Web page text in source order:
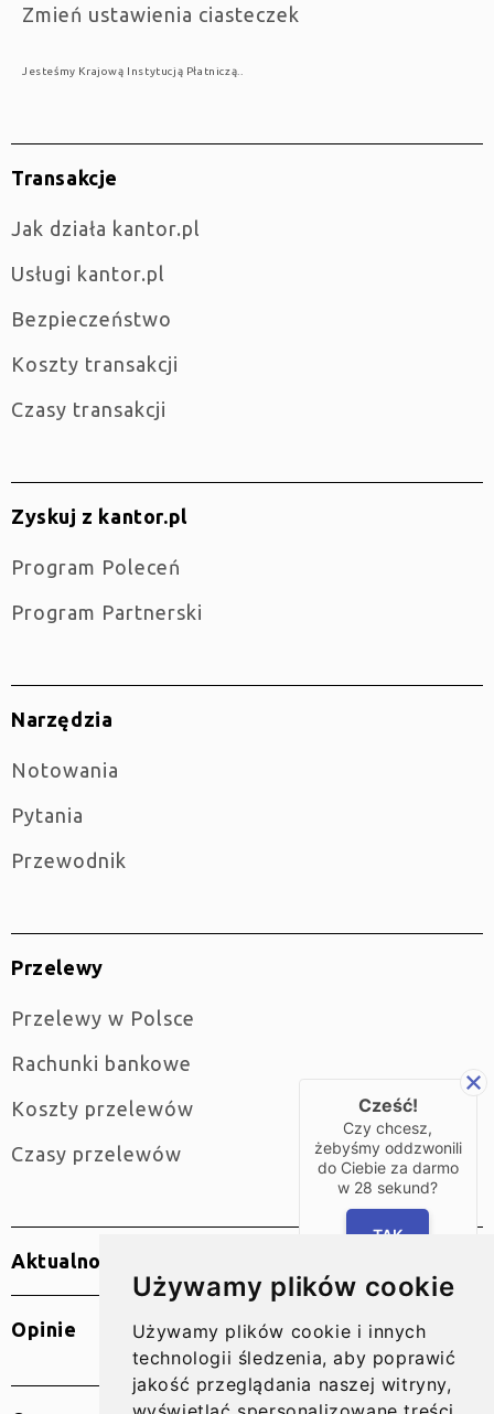
Używamy plików cookie
Używamy plików cookie i innych
technologii śledzenia, aby poprawić
jakość przeglądania naszej witryny,
Zmień ustawienia ciasteczek
Jesteśmy Krajową Instytucją Płatniczą..
Transakcje
jak działa kantor.pl
Usługi kantor.pl
Bezpieczeństwo
Koszty transakcji
Czasy transakcji
Zyskuj z kantor.pl
Program Poleceń
Program Partnerski
Narzędzia
Notowania
Pytania
Przewodnik
Przelewy
Przelewy w Polsce
Rachunki bankowe
Koszty przelewów
Czasy przelewów
Aktualności
Opinie
Cześć!
Czy chcesz,
żebyśmy oddzwonili
do Ciebie za darmo
w 28 sekund?
TAK